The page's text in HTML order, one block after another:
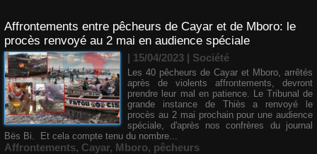
Affrontements entre pêcheurs de Cayar et de Mboro: le
procès renvoyé au 2 mai en audience spéciale
| 15/04/2023 | Société
Les 40 pêcheurs de Cayar et Mboro, arrêtés
après de violents affrontements, devront
prendre leur mal en patience. Le Tribunal de
grande instance de Thiès a renvoyé le
procès au 2 mai prochain pour une audience
spéciale, d'après nos confrères du journal
Bës Bi. Et cela compte tenu du nombre...
Affrontements, Cayar, Mboro, pêcheurs